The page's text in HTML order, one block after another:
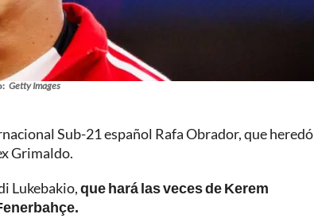
Getty Images
Sub-21 español Rafa Obrador, que heredó
Grimaldo.
Lukebakio,que hará las veces de Kerem